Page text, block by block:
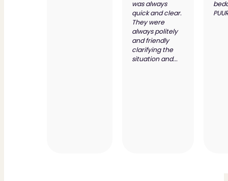
was always
quick and clear.
They were
always politely
and friendly
clarifying the
situation and...